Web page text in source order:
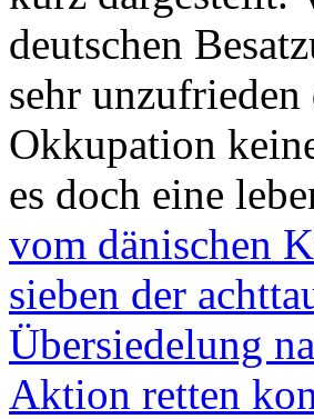
deutschen
sehr
Okkupation
es doch eine
vom dänischen
sieben der
Übersiedelung
Aktion retten